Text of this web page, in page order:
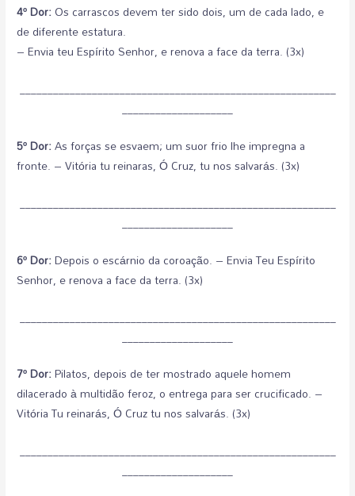
4º Dor: Os carrascos devem ter sido dois, um de cada lado, e
de diferente estatura.
– Envia teu Espírito Senhor, e renova a face da terra. (3x)
_________________________________________________________
____________________
5º Dor:As forças se esvaem; um suor frio lhe impregna a
fronte. – Vitória tu reinaras, Ó Cruz, tu nos salvarás. (3x)
_________________________________________________________
____________________
6º Dor:Depois o escárnio da coroação. – Envia Teu Espírito
Senhor, e renova a face da terra. (3x)
_________________________________________________________
____________________
7º Dor:Pilatos, depois de ter mostrado aquele homem
dilacerado à multidão feroz, o entrega para ser crucificado. –
Vitória Tu reinarás, Ó Cruz tu nos salvarás. (3x)
_________________________________________________________
____________________